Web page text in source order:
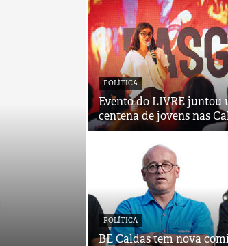
POLÍTICA
Evento do LIVRE juntou
centena de jovens nas
POLÍTICA
BE Caldas tem nova